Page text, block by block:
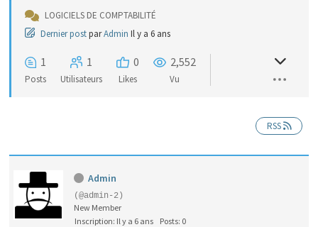
LOGICIELS DE COMPTABILITÉ
Dernier postparAdmin Il y a 6 ans
1
Posts
1
Utilisateurs
0
Likes
2,552
Vu
RSS
Admin
(@admin-2)
New Member
Inscription: Il y a 6 ans
Posts: 0